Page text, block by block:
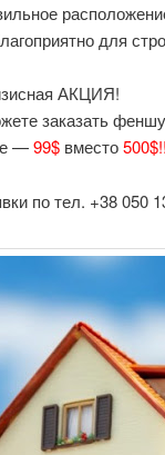
для
АКЦИЯ!
заказать
—99$ вместо500$!!
по тел. +38 050